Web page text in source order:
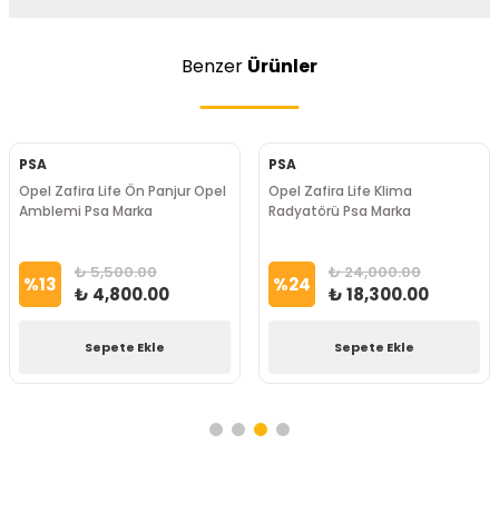
Benzer Ürünler
PSA
Opel Zafira Life Ön Panjur Opel
Amblemi Psa Marka
%13 ₺ 5,500.00
₺ 4,800.00
Sepete Ekle
PSA
Opel Zafira Life Klima
Radyatörü Psa Marka
%24 ₺ 24,000.00
₺ 18,300.00
Sepete Ekle